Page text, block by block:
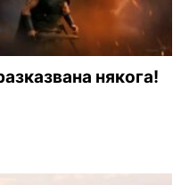
някога!